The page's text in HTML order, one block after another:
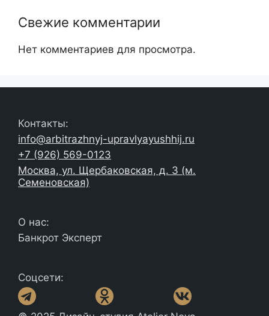
Свежие комментарии
Нет комментариев для просмотра.
Контакты:
info@arbitrazhnyj-upravlyayushhij.ru
+7 (926) 569-0123
Москва, ул. Щербаковская, д. 3 (м.
Семеновская)
О нас:
Банкрот Эксперт
Соцсети: